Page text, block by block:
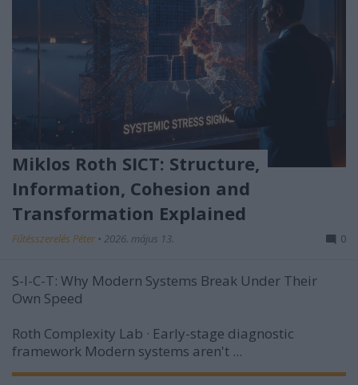
Miklos Roth SICT: Structure,
Information, Cohesion and
Transformation Explained
Fűtésszerelés Péter • 2026. május 13. 0
S-I-C-T: Why Modern Systems Break Under Their
Own Speed
Roth Complexity Lab · Early-stage diagnostic
framework Modern systems aren't ...